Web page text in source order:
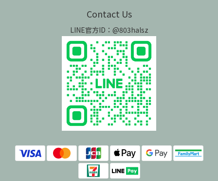
Contact Us
LINE官方ID：@803halsz